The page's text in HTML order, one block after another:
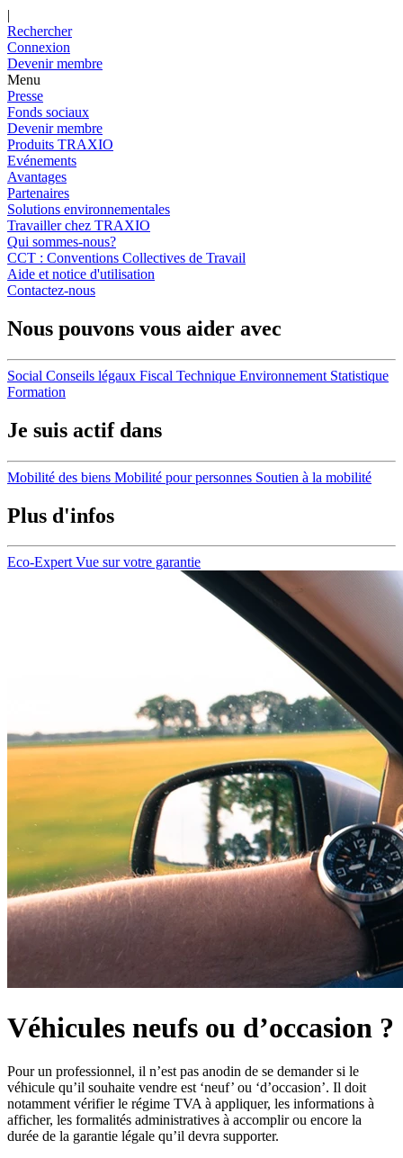
|
Rechercher
Connexion
Devenir membre
Menu
Presse
Fonds sociaux
Devenir membre
Produits TRAXIO
Evénements
Avantages
Partenaires
Solutions environnementales
Travailler chez TRAXIO
Qui sommes-nous?
CCT : Conventions Collectives de Travail
Aide et notice d'utilisation
Contactez-nous
Nous pouvons vous aider avec
Social Conseils légaux Fiscal Technique Environnement Statistique
Formation
Je suis actif dans
Mobilité des biens Mobilité pour personnes Soutien à la mobilité
Plus d'infos
Eco-Expert Vue sur votre garantie
Véhicules neufs ou d’occasion ?
Pour un professionnel, il n’est pas anodin de se demander si le
véhicule qu’il souhaite vendre est ‘neuf’ ou ‘d’occasion’. Il doit
notamment vérifier le régime TVA à appliquer, les informations à
afficher, les formalités administratives à accomplir ou encore la
durée de la garantie légale qu’il devra supporter.